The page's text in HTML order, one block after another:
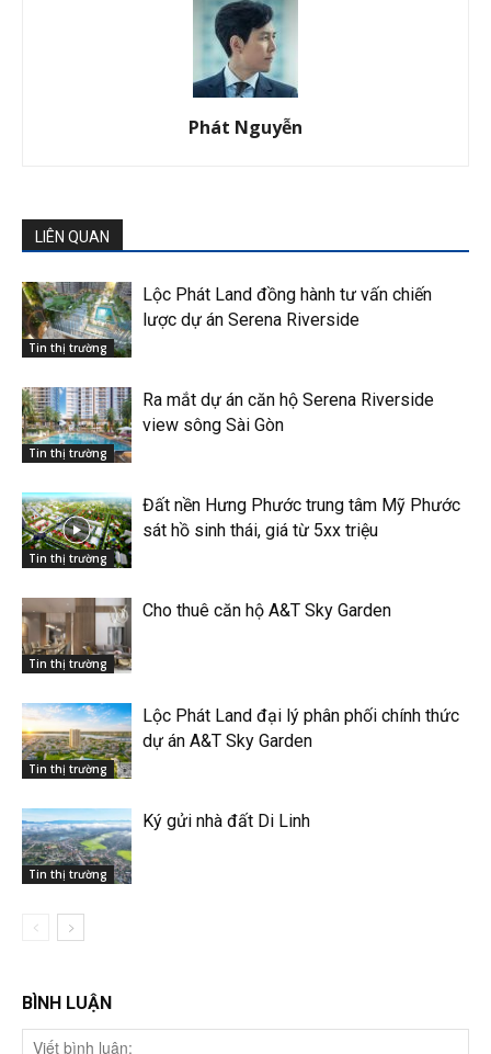
Phát Nguyễn
LIÊN QUAN
Tin thị trường
Lộc Phát Land đồng hành tư vấn chiến
lược dự án Serena Riverside
Tin thị trường
Ra mắt dự án căn hộ Serena Riverside
view sông Sài Gòn
Tin thị trường
Đất nền Hưng Phước trung tâm Mỹ Phước
sát hồ sinh thái, giá từ 5xx triệu
Tin thị trường
Cho thuê căn hộ A&T Sky Garden
Tin thị trường
Lộc Phát Land đại lý phân phối chính thức
dự án A&T Sky Garden
Tin thị trường
Ký gửi nhà đất Di Linh
BÌNH LUẬN